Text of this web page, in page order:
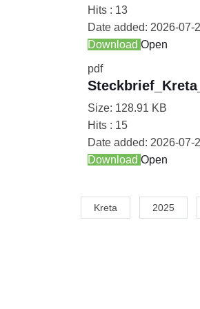
Hits : 13
Date added: 2026-07-
Download Open
pdf
Size: 128.91 KB
Hits : 15
Date added: 2026-07-
Download Open
Kreta 2025